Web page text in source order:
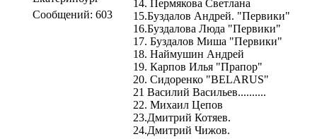
Сообщений: 603
14. Пермякова Светлана
15.Буздалов Андрей. "Первики"
16.Буздалова Люда "Первики"
17. Буздалов Миша "Первики"
18. Наймушин Андрей
19. Карпов Илья "Прапор"
20. Сидоренко "BELARUS"
21 Василий Васильев..........
22. Михаил Цепов
23.Дмитрий Котяев.
24.Дмитрий Чижов.